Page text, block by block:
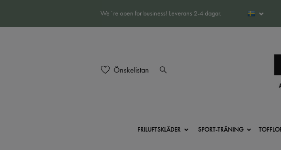
We´re open for business! Leverans 2-4 dagar.
Önskelistan
FRILUFTSKLÄDER SPORT-TRÄNING